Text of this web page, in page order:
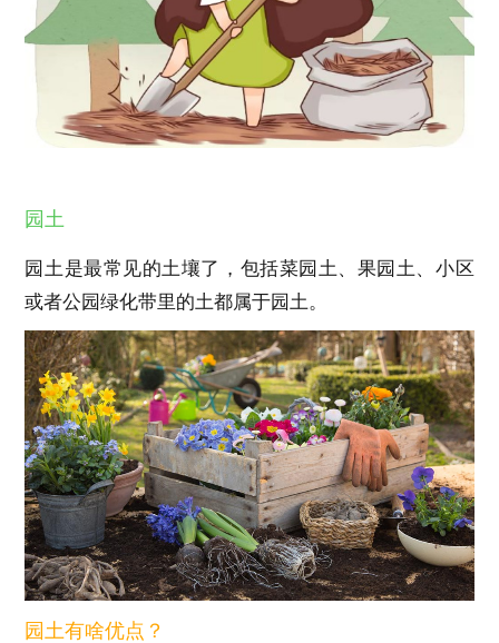
园土
园土是最常见的土壤了，包括菜园土、果园土、小区
或者公园绿化带里的土都属于园土。
园土有啥优点？